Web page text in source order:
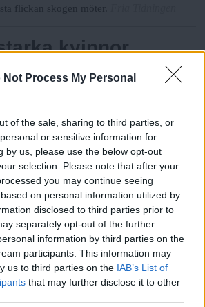
Not Process My Personal
of the sale, sharing to third parties, or
or sensitive information for
by us, please use the below opt-out
selection. Please note that after your
you may continue seeing
on personal information utilized by
disclosed to third parties prior to
separately opt-out of the further
information by third parties on the
participants. This information may
us to third parties on the IAB’s List of
that may further disclose it to other
flickan skogen möter.
kvinnor
Hultgren har skrivit dem på lika många
– till vilken
barnboksförlag båda två, men
i hen-debatten. ”Hen blir ett tredje sätt att
i barnböcker”, säger Marie Tomicic på
att vara så öppna och fria som
detta”, menar Anette Skåhlberg på
relation till sin